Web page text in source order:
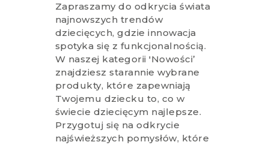
Zapraszamy do odkrycia świata
najnowszych trendów
dziecięcych, gdzie innowacja
spotyka się z funkcjonalnością.
W naszej kategorii 'Nowości’
znajdziesz starannie wybrane
produkty, które zapewniają
Twojemu dziecku to, co w
świecie dziecięcym najlepsze.
Przygotuj się na odkrycie
najświeższych pomysłów, które